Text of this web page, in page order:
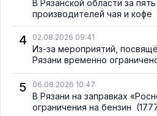
В Рязанской области за
производителей чая и кофе
4 02.08.2026 09:41
Из-за мероприятий,
Рязани временно
5 06.08.2026 10:47
В Рязани на заправках
ограничения на бензин